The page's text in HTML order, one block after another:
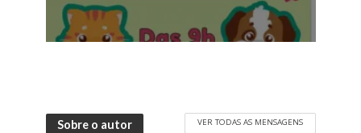
Sobre o autor VER TODAS AS MENSAGENS